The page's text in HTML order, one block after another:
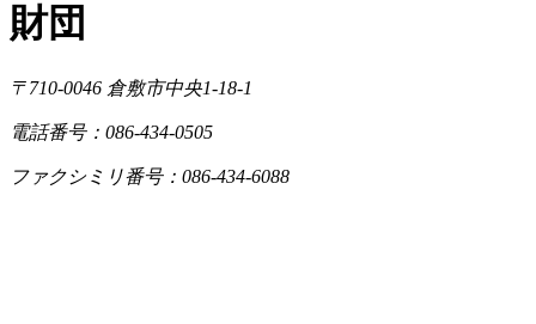
財団
〒710-0046 倉敷市中央1-18-1
電話番号：086-434-0505
ファクシミリ番号：086-434-6088